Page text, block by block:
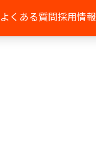
よくある質問採用情報